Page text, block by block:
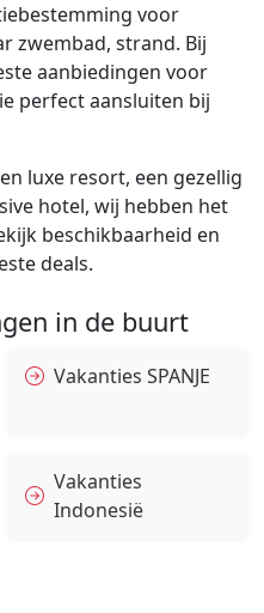
voor
zwembad, strand. Bij
aanbiedingen voor
perfect aansluiten bij
luxe resort, een gezellig
hotel, wij hebben het
beschikbaarheid en
deals.
in de buurt
Vakanties SPANJE
Vakanties
Indonesië